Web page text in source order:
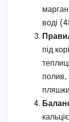
воді
під
полив,